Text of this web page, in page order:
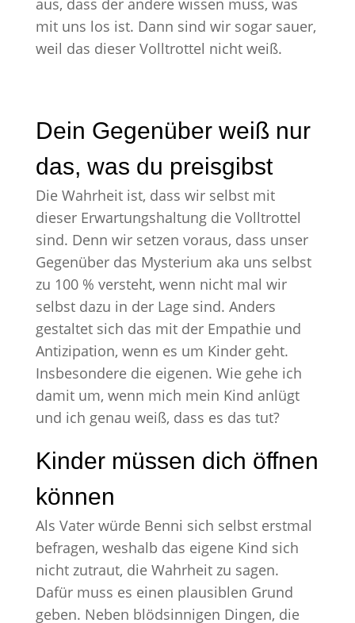
aus, dass der andere wissen muss, was
mit uns los ist. Dann sind wir sogar sauer,
weil das dieser Volltrottel nicht weiß.
Dein Gegenüber weiß nur
das, was du preisgibst
Die Wahrheit ist, dass wir selbst mit
dieser Erwartungshaltung die Volltrottel
sind. Denn wir setzen voraus, dass unser
Gegenüber das Mysterium aka uns selbst
zu 100 % versteht, wenn nicht mal wir
selbst dazu in der Lage sind. Anders
gestaltet sich das mit der Empathie und
Antizipation, wenn es um Kinder geht.
Insbesondere die eigenen. Wie gehe ich
damit um, wenn mich mein Kind anlügt
und ich genau weiß, dass es das tut?
Kinder müssen dich öffnen
können
Als Vater würde Benni sich selbst erstmal
befragen, weshalb das eigene Kind sich
nicht zutraut, die Wahrheit zu sagen.
Dafür muss es einen plausiblen Grund
geben. Neben blödsinnigen Dingen, die